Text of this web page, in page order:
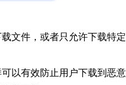
文件，或者只允许下载特定
以有效防止用户下载到恶意